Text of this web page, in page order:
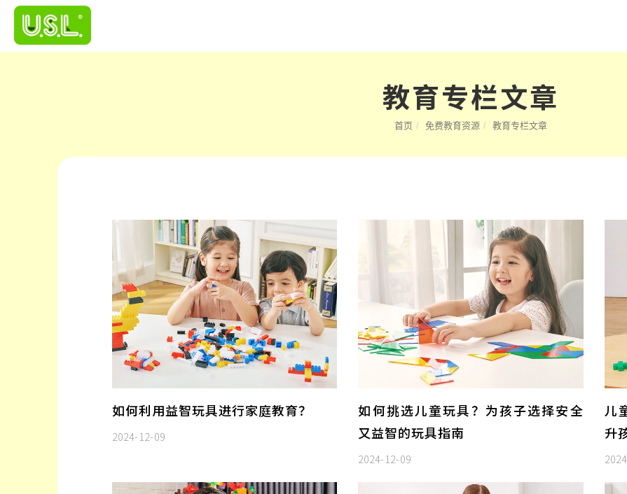
教育专栏文章
首页 免费教育资源 教育专栏文章
如何利用益智玩具进行家庭教育？
2024-12-09
如何挑选儿童玩具？为孩子选择安全
又益智的玩具指南
2024-12-09
儿
升